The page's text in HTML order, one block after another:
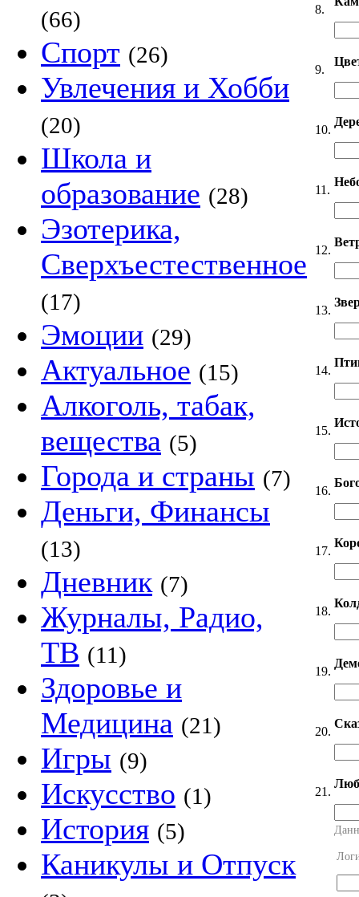
(66)
Спорт (26)
Увлечения и Хобби
(20)
Школа и
образование (28)
Эзотерика,
Сверхъестественное
(17)
Эмоции (29)
Актуальное (15)
Алкоголь, табак,
вещества (5)
Города и страны (7)
Деньги, Финансы
(13)
Дневник (7)
Журналы, Радио,
ТВ (11)
Здоровье и
Медицина (21)
Игры (9)
Искусство (1)
История (5)
Каникулы и Отпуск
8.
9.
10.
11.
12.
13.
14.
15.
16.
17.
18.
19.
20.
21.